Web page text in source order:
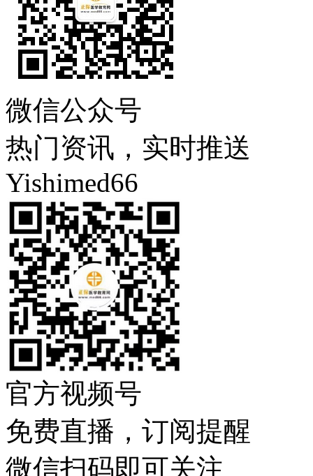
微信公众号
热门资讯，实时推送
Yishimed66
官方视频号
免费直播，订阅提醒
微信扫码即可关注